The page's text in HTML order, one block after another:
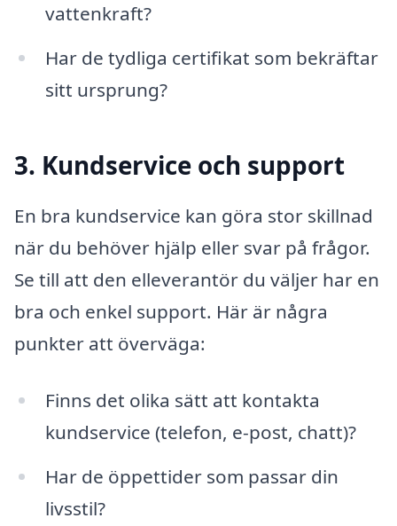
vattenkraft?
Har de tydliga certifikat som bekräftar
sitt ursprung?
3. Kundservice och support
En bra kundservice kan göra stor skillnad
när du behöver hjälp eller svar på frågor.
Se till att den elleverantör du väljer har en
bra och enkel support. Här är några
punkter att överväga:
Finns det olika sätt att kontakta
kundservice (telefon, e-post, chatt)?
Har de öppettider som passar din
livsstil?